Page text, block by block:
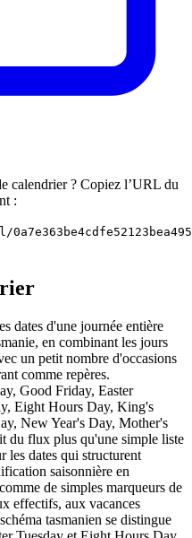
calendrier ? Copiez l’URL du
:
dates d'une journée entière
en combinant les jours
un petit nombre d'occasions
comme repères.
Good Friday, Easter
Eight Hours Day, King's
New Year's Day, Mother's
du flux plus qu'une simple liste
les dates qui structurent
saisonnière en
de simples marqueurs de
effectifs, aux vacances
tasmanien se distingue